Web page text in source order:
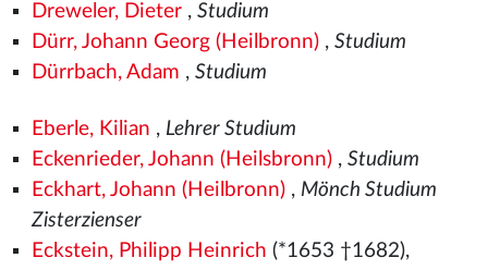
Dreweler, Dieter, Studium
Dürr, Johann Georg (Heilbronn), Studium
Dürrbach, Adam , Studium
Eberle, Kilian , Lehrer Studium
Eckenrieder, Johann (Heilsbronn), Studium
Eckhart, Johann (Heilbronn), Mönch Studium
Zisterzienser
Eckstein, Philipp Heinrich (*1653 †1682),